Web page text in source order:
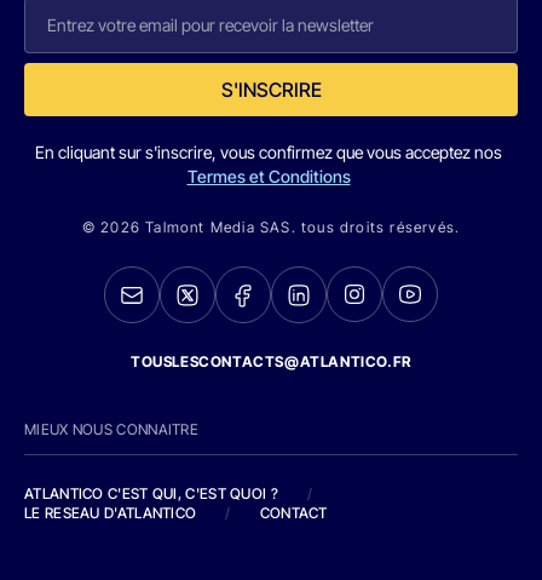
S'INSCRIRE
En cliquant sur s'inscrire, vous confirmez que vous acceptez nos
Termes et Conditions
© 2026 Talmont Media SAS. tous droits réservés.
TOUSLESCONTACTS@ATLANTICO.FR
MIEUX NOUS CONNAITRE
ATLANTICO C'EST QUI, C'EST QUOI ?
/
LE RESEAU D'ATLANTICO
/ CONTACT